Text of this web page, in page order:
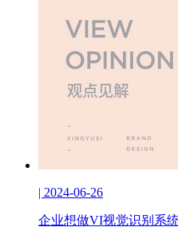
| 2024-06-26
企业想做VI视觉识别系